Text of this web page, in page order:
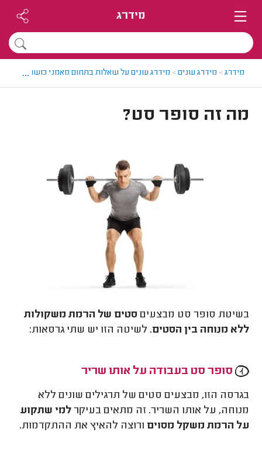
מידרג
מידרג> מידרג עונים> מידרג עונים על שאלות בתחום מאמני כושר >
...
מה זה סופר סט?
בשיטת סופר סט מבצעים סטים של הרמת משקולות
ללא מנוחה בין הסטים. לשיטה הזו יש שתי גרסאות:
סופר סט בעבודה על אותו שריר
בגרסה הזו, מבצעים סטים של תרגילים שונים ללא
מנוחה, על אותו השריר. זה מתאים בעיקר למי שתקוע
על הרמת משקל מסוים ורוצה להאיץ את ההתקדמות.